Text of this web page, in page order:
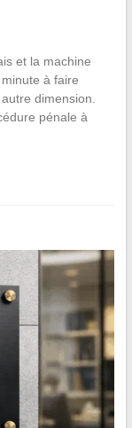
et la machine
à faire
dimension.
pénale à